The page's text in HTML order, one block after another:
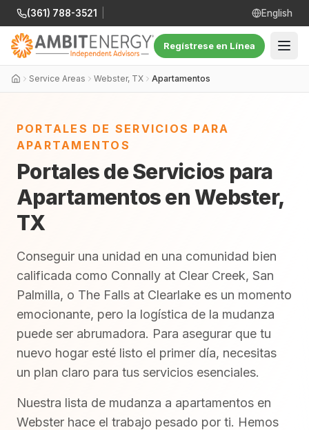
(361) 788-3521 English
Regístrese en Línea
Service Areas Webster, TX Apartamentos
PORTALES DE SERVICIOS PARA
APARTAMENTOS
Portales de Servicios para
Apartamentos en Webster,
TX
Conseguir una unidad en una comunidad bien
calificada como Connally at Clear Creek, San
Palmilla, o The Falls at Clearlake es un momento
emocionante, pero la logística de la mudanza
puede ser abrumadora. Para asegurar que tu
nuevo hogar esté listo el primer día, necesitas
un plan claro para tus servicios esenciales.
Nuestra lista de mudanza a apartamentos en
Webster hace el trabajo pesado por ti. Hemos